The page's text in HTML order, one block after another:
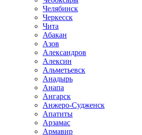
Челябинск
Черкесск
Чита
Абакан
Азов
Александров
Алексин
Альметьевск
Анадырь
Анапа
Ангарск
Анжеро-Судженск
Апатиты
Арзамас
Армавир